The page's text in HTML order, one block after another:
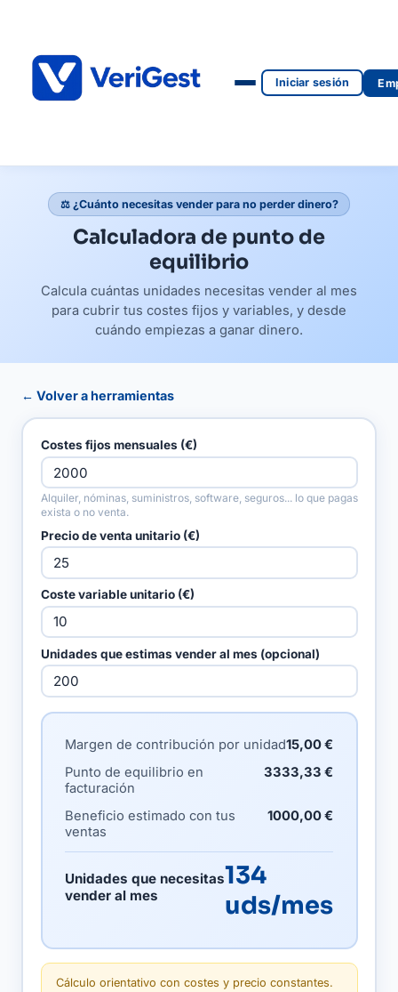
Iniciar sesión
⚖️ ¿Cuánto necesitas vender para no perder dinero?
Calculadora de punto de
equilibrio
Calcula cuántas unidades necesitas vender al mes
para cubrir tus costes fijos y variables, y desde
cuándo empiezas a ganar dinero.
← Volver a herramientas
Costes fijos mensuales (€)
Alquiler, nóminas, suministros, software, seguros... lo que pagas
exista o no venta.
Precio de venta unitario (€)
Coste variable unitario (€)
Unidades que estimas vender al mes (opcional)
Margen de contribución por unidad15,00 €
Punto de equilibrio en
facturación
3333,33 €
Beneficio estimado con tus
ventas
1000,00 €
Unidades que necesitas
vender al mes
134
uds/mes
Cálculo orientativo con costes y precio constantes.